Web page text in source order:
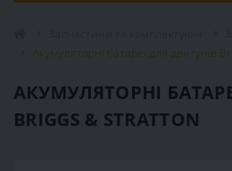
Акумуляторні батареї для двигунів
АКУМУЛЯТОРНІ
BRIGGS & STRATTON